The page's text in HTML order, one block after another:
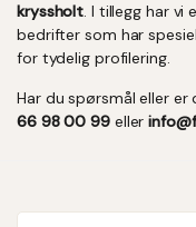
kryssholt. I tillegg har vi
bedrifter som har
for tydelig profilering.
Har du spørsmål eller
66 98 00 99eller